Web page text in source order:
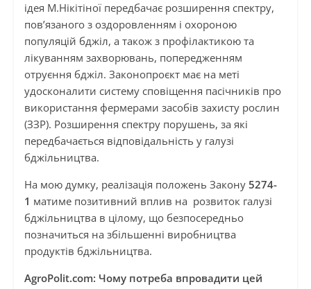
ідея М.Нікітіної передбачає розширення спектру,
пов’язаного з оздоровленням і охороною
популяцій бджіл, а також з профілактикою та
лікуванням захворювань, попередженням
отруєння бджіл. Законопроєкт має на меті
удосконалити систему сповіщення пасічників про
використання фермерами засобів захисту рослин
(ЗЗР). Розширення спектру порушень, за які
передбачається відповідальність у галузі
бджільництва.
На мою думку, реалізація положень Закону 5274-
1 матиме позитивний вплив на розвиток галузі
бджільництва в цілому, що безпосередньо
позначиться на збільшенні виробництва
продуктів бджільництва.
AgroPolit.com: Чому потреба впровадити цей